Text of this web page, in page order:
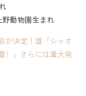
野動物園生まれ
が決定！雄「シャオ
）」さらには重大発